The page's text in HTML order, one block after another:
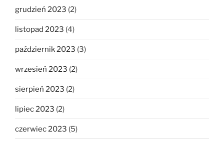
grudzień 2023 (2)
listopad 2023 (4)
październik 2023 (3)
wrzesień 2023 (2)
sierpień 2023 (2)
lipiec 2023 (2)
czerwiec 2023 (5)